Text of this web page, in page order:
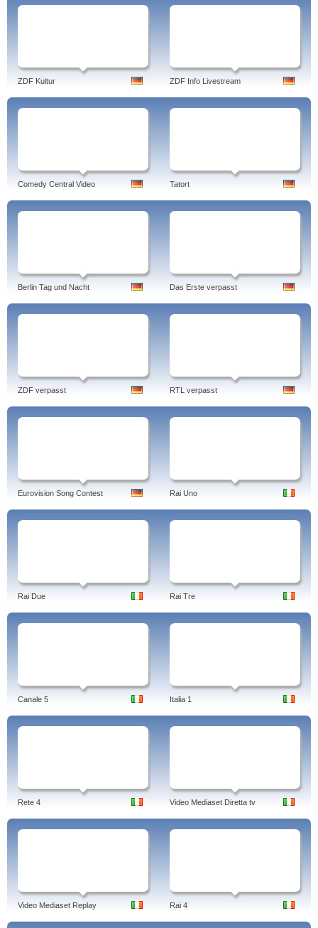
ZDF Kultur ZDF Info Livestream
Comedy Central Video Tatort
Berlin Tag und Nacht Das Erste verpasst
ZDF verpasst RTL verpasst
Eurovision Song Contest Rai Uno
Rai Due Rai Tre
Canale 5 Italia 1
Rete 4 Video Mediaset Diretta tv
Video Mediaset Replay Rai 4